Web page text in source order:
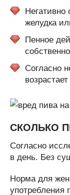
желудка
Пенное
Согласно
СКОЛЬКО
Согласно
в день. Без
Норма для
употребления